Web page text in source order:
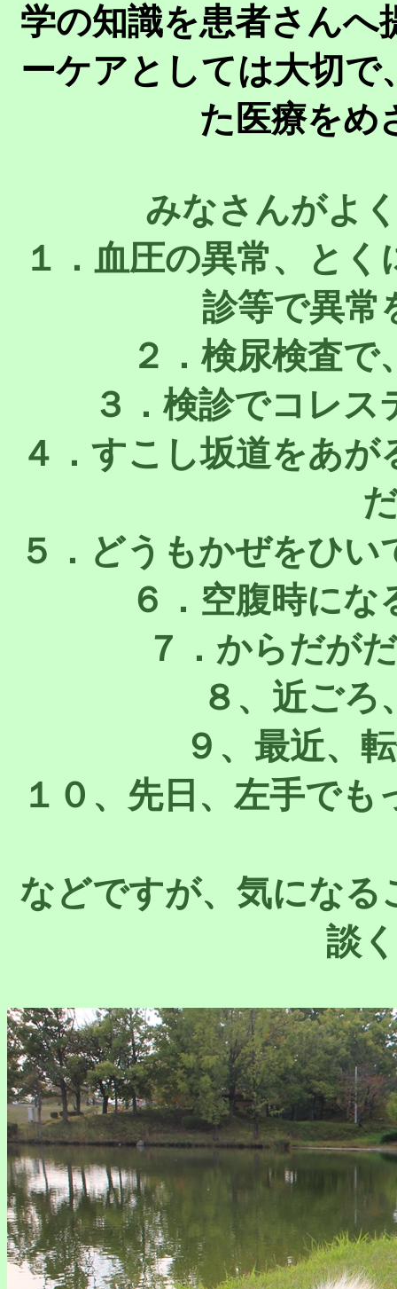
学の知識を患者さんへ
ーケアとしては大切
た医療をめ
みなさんがよ
１．血圧の異常、と
診等で異常
２．検尿検査
３．検診でコレ
４．すこし坂道をあ
５．どうもかぜをひ
６．空腹時に
７．からだが
８、近ご
９、最近、
１０、先日、左手で
などですが、気になる
談